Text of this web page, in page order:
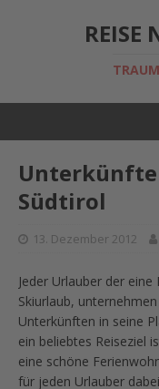
REISE
Südtirol
13. Dezember 2012
Jeder Urlauber der
Skiurlaub,
Unterkünften in seine
ein beliebtes Reiseziel
eine schöne
für jeden Urlauber